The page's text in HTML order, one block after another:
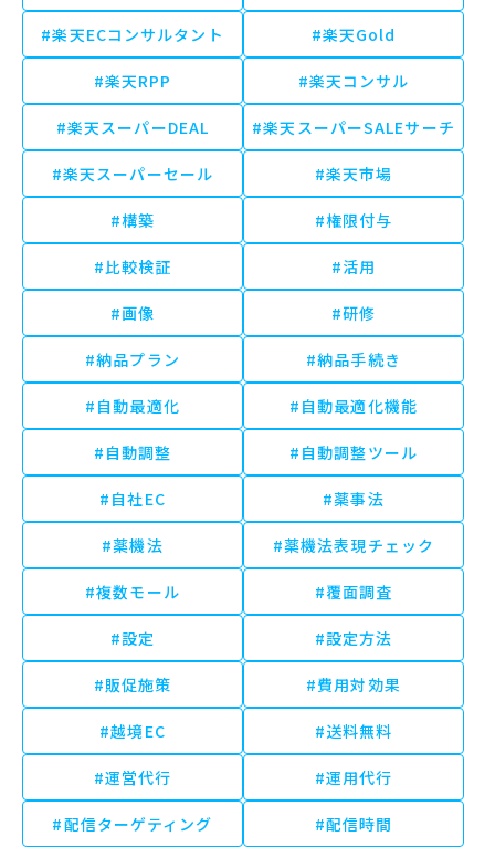
#楽天ECコンサルタント #楽天Gold
#楽天RPP #楽天コンサル
#楽天スーパーDEAL #楽天スーパーSALEサーチ
#楽天スーパーセール #楽天市場
#構築 #権限付与
#比較検証 #活用
#画像 #研修
#納品プラン #納品手続き
#自動最適化 #自動最適化機能
#自動調整 #自動調整ツール
#自社EC #薬事法
#薬機法 #薬機法表現チェック
#複数モール #覆面調査
#設定 #設定方法
#販促施策 #費用対効果
#越境EC #送料無料
#運営代行 #運用代行
#配信ターゲティング #配信時間